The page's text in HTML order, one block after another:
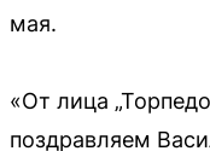
мая.
«От лица
поздравляем